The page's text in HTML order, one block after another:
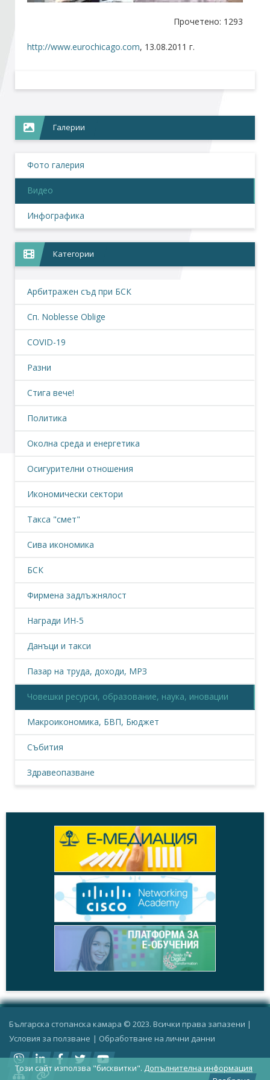
Прочетено: 1293
http://www.eurochicago.com, 13.08.2011 г.
Галерии
Фото галерия
Видео
Инфографика
Категории
Арбитражен съд при БСК
Сп. Noblesse Oblige
COVID-19
Разни
Стига вече!
Политика
Околна среда и енергетика
Осигурителни отношения
Икономически сектори
Такса "смет"
Сива икономика
БСК
Фирмена задлъжнялост
Награди ИН-5
Данъци и такси
Пазар на труда, доходи, МРЗ
Човешки ресурси, образование, наука, иновации
Макроикономика, БВП, Бюджет
Събития
Здравеопазване
Българска стопанска камара © 2023. Всички права запазени |
Условия за ползване | Oбработване на лични данни
Този сайт използва "бисквитки". Допълнителна информация